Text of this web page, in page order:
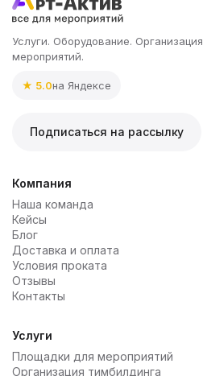
текстиль
Услуги. Оборудование. Организация
мероприятий.
★ 5.0на Яндексе
Подписаться на рассылку
Компания
Наша команда
Кейсы
Блог
Доставка и оплата
Условия проката
Отзывы
Контакты
Услуги
Площадки для мероприятий
Организация тимбилдинга